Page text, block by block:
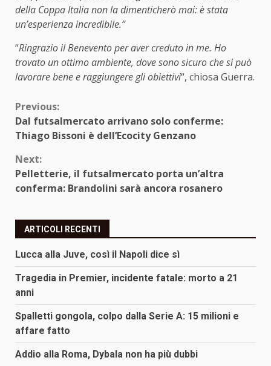
della Coppa Italia non la dimenticherò mai: è stata
un’esperienza incredibile.”
“Ringrazio il Benevento per aver creduto in me. Ho
trovato un ottimo ambiente, dove sono sicuro che si può
lavorare bene e raggiungere gli obiettivi“, chiosa Guerra.
Continue
Reading
Previous:
Dal futsalmercato arrivano solo conferme:
Thiago Bissoni è dell’Ecocity Genzano
Next:
Pelletterie, il futsalmercato porta un’altra
conferma: Brandolini sarà ancora rosanero
ARTICOLI RECENTI
Lucca alla Juve, così il Napoli dice sì
Tragedia in Premier, incidente fatale: morto a 21
anni
Spalletti gongola, colpo dalla Serie A: 15 milioni e
affare fatto
Addio alla Roma, Dybala non ha più dubbi